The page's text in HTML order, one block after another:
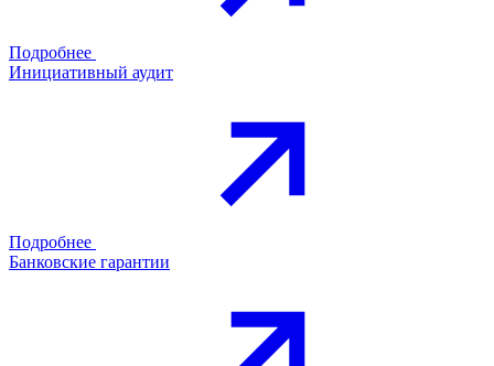
Подробнее
Инициативный аудит
Подробнее
Банковские гарантии